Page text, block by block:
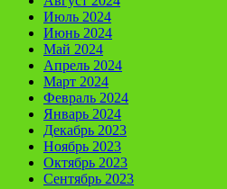
Июль 2024
Июнь 2024
Май 2024
Апрель 2024
Март 2024
Февраль 2024
Январь 2024
Декабрь 2023
Ноябрь 2023
Октябрь 2023
Сентябрь 2023